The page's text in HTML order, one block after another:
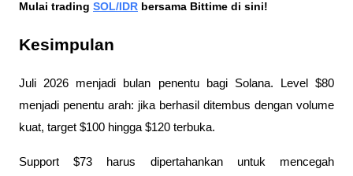
Mulai trading SOL/IDR bersama Bittime di sini!
Kesimpulan
Juli 2026 menjadi bulan penentu bagi Solana. Level $80
menjadi penentu arah: jika berhasil ditembus dengan volume
kuat, target $100 hingga $120 terbuka.
Support $73 harus dipertahankan untuk mencegah